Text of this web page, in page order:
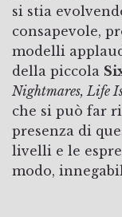
si stia
consapevole,
modelli
della piccola
Nightmares, Life
che si può far
presenza di
livelli e le
modo,